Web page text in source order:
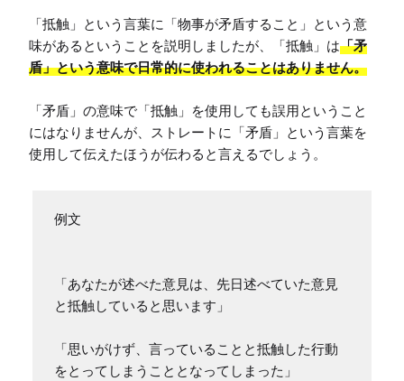
「抵触」という言葉に「物事が矛盾すること」という意
味があるということを説明しましたが、「抵触」は「矛
盾」という意味で日常的に使われることはありません。
「矛盾」の意味で「抵触」を使用しても誤用ということ
にはなりませんが、ストレートに「矛盾」という言葉を
使用して伝えたほうが伝わると言えるでしょう。
例文
「あなたが述べた意見は、先日述べていた意見
と抵触していると思います」
「思いがけず、言っていることと抵触した行動
をとってしまうこととなってしまった」